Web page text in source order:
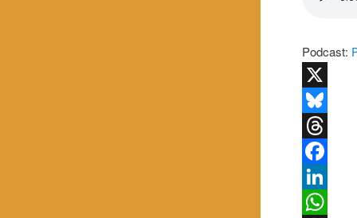
Podcast:
X
Bluesky
Threads
Facebook
LinkedIn